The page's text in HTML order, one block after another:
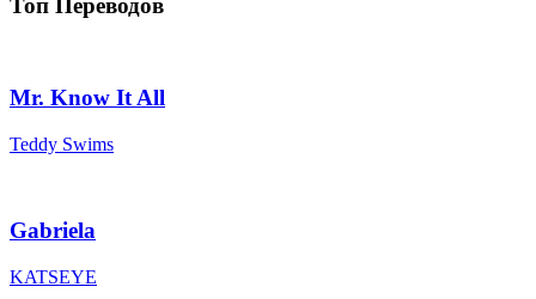
Mr. Know It All
Teddy Swims
Gabriela
KATSEYE